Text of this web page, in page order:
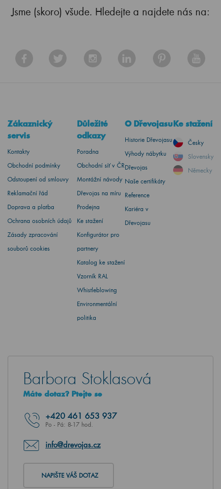
Jsme (skoro) všude. Hledejte a najdete nás na:
Zákaznický
servis
Kontakty
Obchodní podmínky
Odstoupení od smlouvy
Reklamační řád
Doprava a platba
Ochrana osobních údajů
Zásady zpracování
souborů cookies
Důležité
odkazy
Poradna
Obchodní síť v ČR
Montážní návody
Dřevojas na míru
Prodejna
Ke stažení
Konfigurátor pro
partnery
Katalog ke stažení
Vzorník RAL
Whistleblowing
Environmentální
politika
O Dřevojasu
Historie Dřevojasu
Výhody nábytku
Dřevojas
Naše certifikáty
Reference
Kariéra v
Dřevojasu
Ke stažení
Česky
Slovensky
Německy
Barbora Stoklasová
Máte dotaz? Ptejte se
+420 461 653 937
Po - Pá: 8-17 hod.
info@drevojas.cz
NAPIŠTE VÁŠ DOTAZ